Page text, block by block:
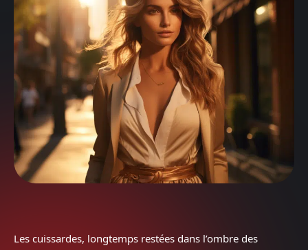
Les cuissardes, longtemps restées dans l’ombre des